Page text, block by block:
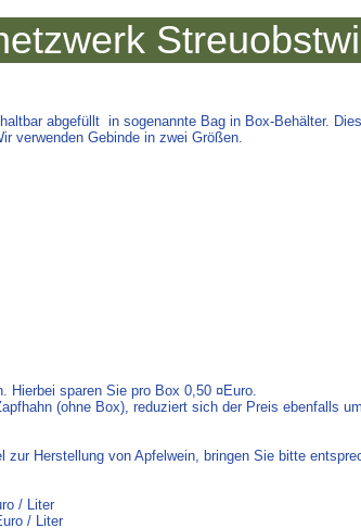
abgefüllt in sogenannte Bag in Box-Behälter.
verwenden Gebinde in zwei Größen.
Hierbei sparen Sie pro Box 0,50 ¤Euro.
(ohne Box), reduziert sich der Preis ebenfalls
Herstellung von Apfelwein, bringen Sie bitte
/ Liter
/ Liter